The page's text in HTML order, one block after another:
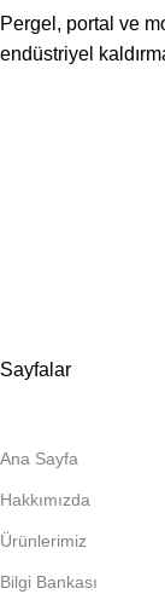
Pergel, portal ve
endüstriyel
Sayfalar
Ana Sayfa
Hakkımızda
Ürünlerimiz
Bilgi Bankası